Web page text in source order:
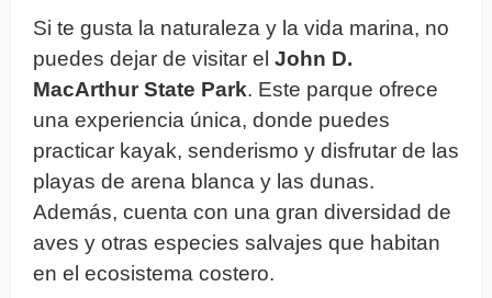
Si te gusta la naturaleza y la vida marina, no
puedes dejar de visitar el John D.
MacArthur State Park. Este parque ofrece
una experiencia única, donde puedes
practicar kayak, senderismo y disfrutar de las
playas de arena blanca y las dunas.
Además, cuenta con una gran diversidad de
aves y otras especies salvajes que habitan
en el ecosistema costero.